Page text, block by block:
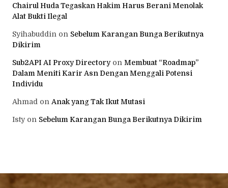
Chairul Huda Tegaskan Hakim Harus Berani Menolak
Alat Bukti Ilegal
Syihabuddin on Sebelum Karangan Bunga Berikutnya
Dikirim
Sub2API AI Proxy Directoryon Membuat “Roadmap”
Dalam Meniti Karir Asn Dengan Menggali Potensi
Individu
Ahmad on Anak yang Tak Ikut Mutasi
Istyon Sebelum Karangan Bunga Berikutnya Dikirim